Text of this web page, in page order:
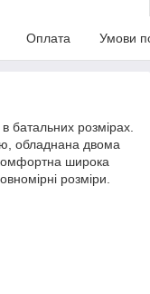
Оплата Умови
батальних розмірах.
обладнана двома
широка
розміри.